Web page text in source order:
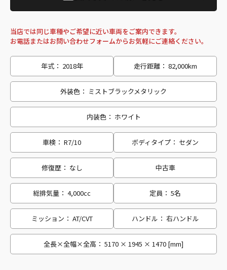
当店では同じ車種やご希望に近い車両をご案内できます。
お電話またはお問い合わせフォームからお気軽にご連絡ください。
年式： 2018年 走行距離： 82,000km
外装色： ミストブラックメタリック
内装色： ホワイト
車検： R7/10 ボディタイプ： セダン
修復歴： なし 中古車
総排気量： 4,000cc 定員： 5名
ミッション： AT/CVT ハンドル： 右ハンドル
全長×全幅×全高： 5170 × 1945 × 1470 [mm]